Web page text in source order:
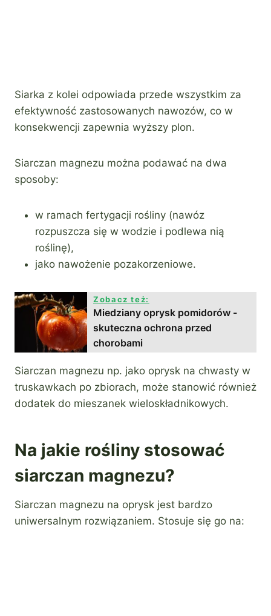
Siarka z kolei odpowiada przede wszystkim za
efektywność zastosowanych nawozów, co w
konsekwencji zapewnia wyższy plon.
Siarczan magnezu można podawać na dwa
sposoby:
w ramach fertygacji rośliny (nawóz
rozpuszcza się w wodzie i podlewa nią
roślinę),
jako nawożenie pozakorzeniowe.
Zobacz też:
Miedziany oprysk pomidorów -
skuteczna ochrona przed
chorobami
Siarczan magnezu np. jako oprysk na chwasty w
truskawkach po zbiorach, może stanowić również
dodatek do mieszanek wieloskładnikowych.
Na jakie rośliny stosować
siarczan magnezu?
Siarczan magnezu na oprysk jest bardzo
uniwersalnym rozwiązaniem. Stosuje się go na: